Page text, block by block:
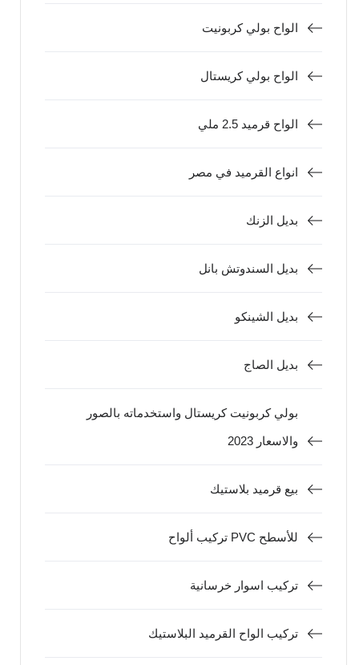
الواح بولي كربونيت
الواح بولي كريستال
الواح قرميد 2.5 ملي
انواع القرميد في مصر
بديل الزنك
بديل السندوتش بانل
بديل الشينكو
بديل الصاج
بولي كربونيت كريستال واستخدماته بالصور
والاسعار 2023
بيع قرميد بلاستيك
تركيب ألواح PVC للأسطح
تركيب اسوار خرسانية
تركيب الواح القرميد البلاستيك